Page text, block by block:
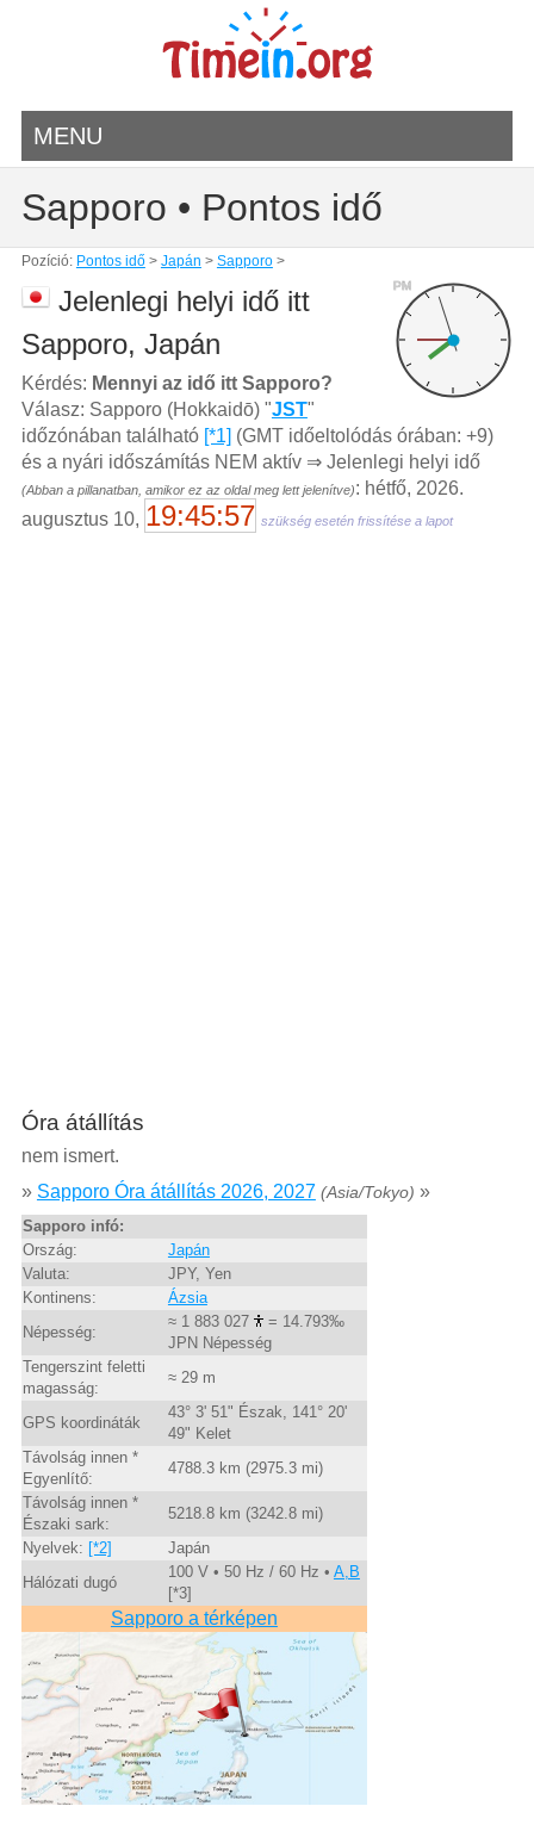
MENU
Sapporo • Pontos idő
Pozíció: Pontos idő> Japán > Sapporo>
PM
Jelenlegi helyi idő itt
Sapporo, Japán
Kérdés: Mennyi az idő itt Sapporo?
Válasz: Sapporo (Hokkaidō) "JST"
időzónában található [*1] (GMT időeltolódás órában: +9)
és a nyári időszámítás NEM aktív ⇒ Jelenlegi helyi idő
(Abban a pillanatban, amikor ez az oldal meg lett jelenítve): hétfő, 2026.
augusztus 10, 19:45:57 szükség esetén frissítése a lapot
Óra átállítás
nem ismert.
» Sapporo Óra átállítás 2026, 2027 (Asia/Tokyo) »
Sapporo infó:
Ország:
Japán
Valuta:
JPY, Yen
Kontinens:
Ázsia
Népesség:
≈ 1 883 027
= 14.793‰
JPN Népesség
Tengerszint feletti
magasság:
≈ 29 m
GPS koordináták
43° 3' 51" Észak, 141° 20'
49" Kelet
Távolság innen *
Egyenlítő:
4788.3 km (2975.3 mi)
Távolság innen *
Északi sark:
5218.8 km (3242.8 mi)
Nyelvek: [*2]
Japán
Hálózati dugó
100 V • 50 Hz / 60 Hz • A,B
[*3]
Sapporo a térképen